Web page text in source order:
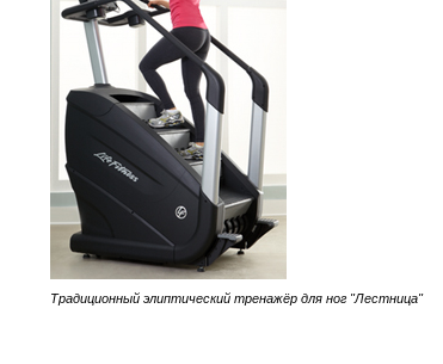
Традиционный элиптический тренажёр для ног "Лестница"